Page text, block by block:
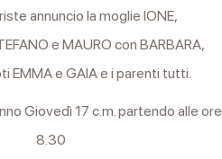
annuncio la moglie IONE,
e MAURO con BARBARA,
EMMA e GAIA e i parenti tutti.
Giovedì 17 c.m. partendo alle ore
8.30